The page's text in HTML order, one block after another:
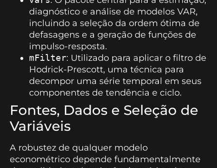
diagnóstico e análise de modelos VAR,
incluindo a seleção da ordem ótima de
defasagens e a geração de funções de
impulso-resposta.
mFilter: Utilizado para aplicar o filtro de
Hodrick-Prescott, uma técnica para
decompor uma série temporal em seus
componentes de tendência e ciclo.
Fontes, Dados e Seleção de
Variáveis
A robustez de qualquer modelo
econométrico depende fundamentalmente